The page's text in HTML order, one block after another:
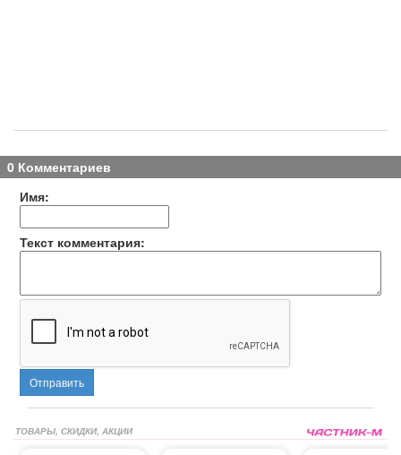
0 Комментариев
Имя:
Текст комментария:
Отправить
ТОВАРЫ, СКИДКИ, АКЦИИ